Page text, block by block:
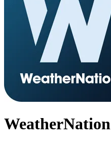
WeatherNation